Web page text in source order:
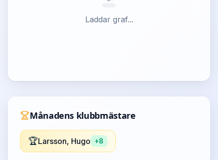
Laddar graf...
Månadens klubbmästare
🏆Larsson, Hugo +8